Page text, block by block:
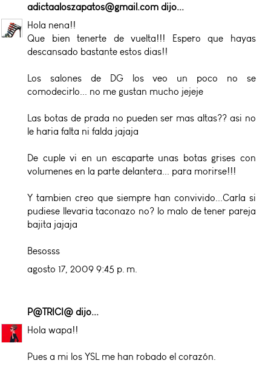
adictaaloszapatos@gmail.com dijo...
Hola nena!!
Que bien tenerte de vuelta!!! Espero que hayas
descansado bastante estos dias!!
Los salones de DG los veo un poco no se
comodecirlo... no me gustan mucho jejeje
Las botas de prada no pueden ser mas altas?? asi no
le haria falta ni falda jajaja
De cuple vi en un escaparte unas botas grises con
volumenes en la parte delantera... para morirse!!!
Y tambien creo que siempre han convivido...Carla si
pudiese llevaria taconazo no? lo malo de tener pareja
bajita jajaja
Besosss
agosto 17, 2009 9:45 p. m.
P@TRICI@ dijo...
Hola wapa!!
Pues a mi los YSL me han robado el corazón.